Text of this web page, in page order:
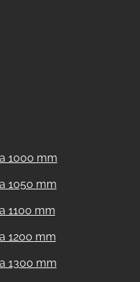
1000 mm
1050 mm
1100 mm
1200 mm
1300 mm